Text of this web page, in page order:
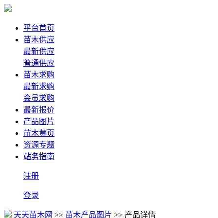
平台首页
苗木供应
最新供应
普通供应
苗木求购
最新求购
会员求购
最新报价
产品图片
苗木黄页
资源专题
站务指南
注册
登录
天天苗木网 >> 苗木产品图片 >> 产品详情